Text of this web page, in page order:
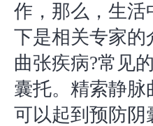
作，那么，生活
下是相关专家的
曲张疾病?常见
囊托。精索静
可以起到预防阴